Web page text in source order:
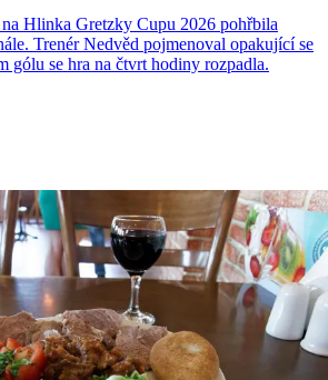
Hlinka Gretzky Cupu 2026 pohřbila
Trenér Nedvěd pojmenoval opakující se
gólu se hra na čtvrt hodiny rozpadla.